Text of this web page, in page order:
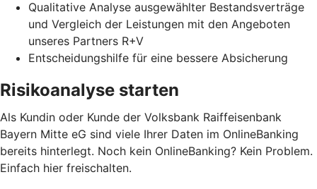
Qualitative Analyse ausgewählter Bestandsverträge
und Vergleich der Leistungen mit den Angeboten
unseres Partners R+V
Entscheidungshilfe für eine bessere Absicherung
Risikoanalyse starten
Als Kundin oder Kunde der Volksbank Raiffeisenbank
Bayern Mitte eG sind viele Ihrer Daten im OnlineBanking
bereits hinterlegt. Noch kein OnlineBanking? Kein Problem.
Einfach hier freischalten.